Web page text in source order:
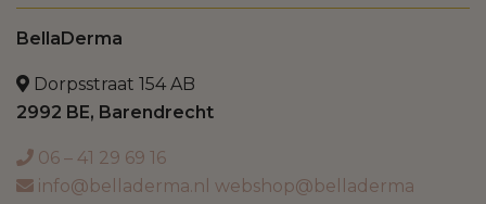
BellaDerma
Dorpsstraat 154 AB
2992 BE, Barendrecht
06 – 41 29 69 16
info@belladerma.nl webshop@belladerma